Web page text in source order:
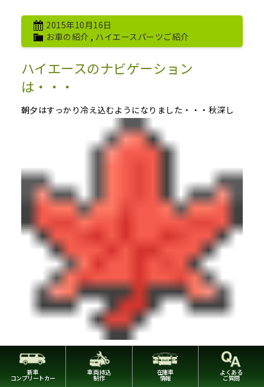
2015年10月16日
お車の紹介 , ハイエースパーツご紹介
ハイエースのナビゲーション
は・・・
朝夕はすっかり冷え込むようになりました・・・秋深し
紅葉
新車
コンプリートカー
車両持込
制作
在庫車
情報
よくある
ご質問